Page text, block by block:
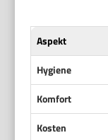
Aspekt
Hygiene
Komfort
Kosten